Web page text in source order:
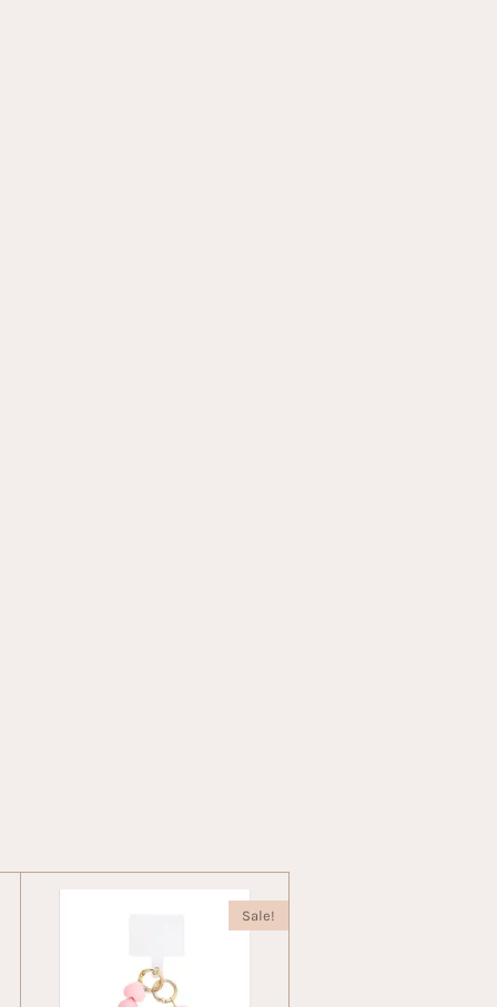
Sale!